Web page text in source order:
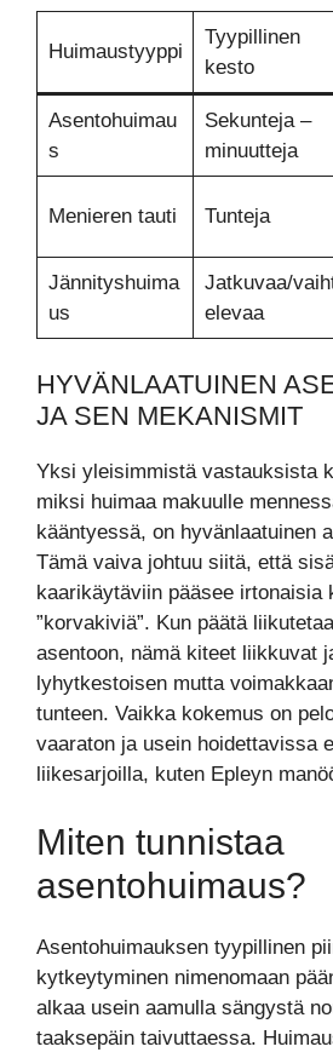
Huimaustyyppi
Tyypillinen
kesto
Asentohuimau
s
Sekunteja –
minuutteja
Menieren tauti Tunteja
Jännityshuima
us
Jatkuvaa/
elevaa
HYVÄNLAATUINEN
JA SEN MEKANISMIT
Yksi yleisimmistä vastauksista
miksi huimaa makuulle
kääntyessä, on hyvänlaatuinen
Tämä vaiva johtuu siitä, että
kaarikäytäviin pääsee irtonaisia
”korvakiviä”. Kun päätä
asentoon, nämä kiteet liikkuvat
lyhytkestoisen mutta
tunteen. Vaikka kokemus on
vaaraton ja usein hoidettavissa
liikesarjoilla, kuten Epleyn
Miten tunnistaa
asentohuimaus?
Asentohuimauksen tyypillinen
kytkeytyminen nimenomaan
alkaa usein aamulla sängystä
taaksepäin taivuttaessa.